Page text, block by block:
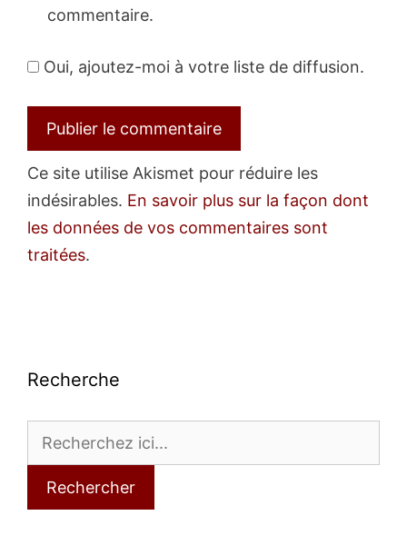
commentaire.
Oui, ajoutez-moi à votre liste de diffusion.
Ce site utilise Akismet pour réduire les
indésirables. En savoir plus sur la façon dont
les données de vos commentaires sont
traitées.
Recherche
Rechercher